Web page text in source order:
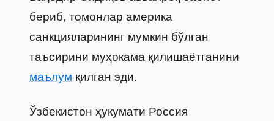
бериб, томонлар америка
санкцияларининг мумкин бўлган
таъсирини муҳокама қилишаётганини
маълум қилган эди.
Ўзбекистон ҳукумати Россия